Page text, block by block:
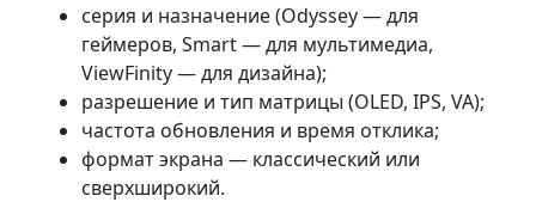
серия и назначение (Odyssey — для
геймеров, Smart — для мультимедиа,
ViewFinity — для дизайна);
разрешение и тип матрицы (OLED, IPS, VA);
частота обновления и время отклика;
формат экрана — классический или
сверхширокий.